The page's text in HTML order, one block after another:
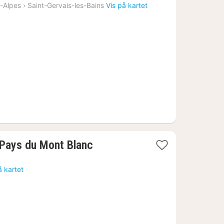
natt
Alpes › Saint-Gervais-les-Bains Vis på kartet
du Mont Blanc
kartet